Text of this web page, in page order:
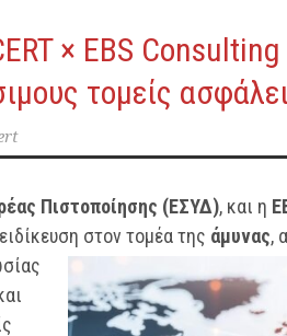
× EBS Consulting
τομείς
Πιστοποίησης (ΕΣΥΔ), και η
στον τομέα της άμυνας,